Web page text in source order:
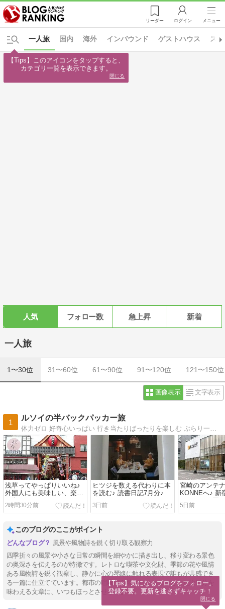
リーダー ログイン メニュー
国内 海外 インバウンド ゲストハウス ス
一人旅
人気 フォロー数 急上昇 新着
一人旅
1〜30位 31〜60位 61〜90位 91〜120位 121〜150位
画像表示 文字表示
1
ルソイの半バックパッカー旅
浅草ってやっぱりいいね♪
外国人にも美味しい、楽し
い街よね♪
2時間30分前
ヒツジを数える代わりに本
を読む♪ 読書日記7月分♪
3日前
宮崎のアンテ
KONNEへ♪ 新
ランチして買
5日前
このブログのここがポイント
風景や風物詩を鋭く切り取る観察力
四季折々の風景や小さな日常の瞬間を細やかに描き出し、移り変わる景色
の奥深さを伝えるのが特徴です。レトロな喫茶や文化財、季節の花や風情
ある風物詩を鋭く観察し、静かに心の琴線に触れる表現で誰もが共感でき
る一篇に仕立てています。都市の喧騒から離れた、ちょっとした旅気分を
味わえる文章に、いつもほっとさせられます。
【Tips】このアイコンをタップすると、
カテゴリ一覧を表示できます。
閉じる
【Tips】気になるブログをフォロー。
登録不要。更新を逃さずキャッチ！
閉じる